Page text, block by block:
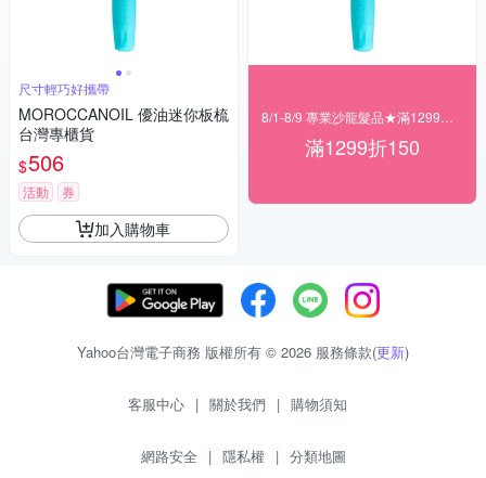
尺寸輕巧好攜帶
MOROCCANOIL 優油迷你板梳
台灣專櫃貨
$506
活動 券
加入購物車
滿1299折150
Yahoo台灣電子商務 版權所有 © 2026 服務條款(更新)
客服中心 | 關於我們 | 購物須知
網路安全 | 隱私權 | 分類地圖